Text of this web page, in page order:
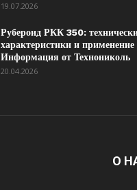
19.07.2026
Рубероид РКК 350:
характеристики и применение
Информация от Технониколь
20.04.2026
О